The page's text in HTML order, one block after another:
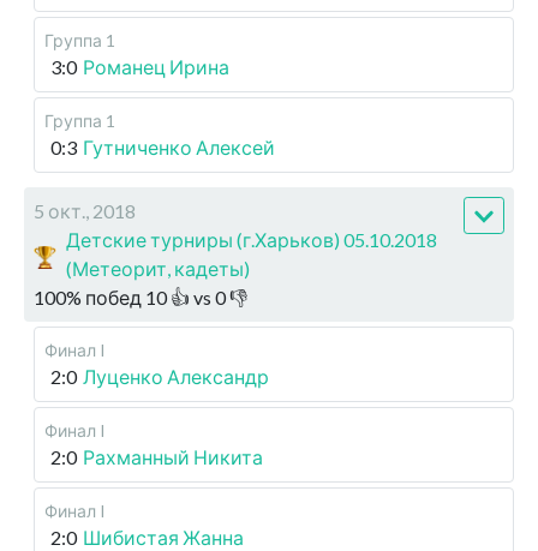
Группа 1
3:0 Романец Ирина
Группа 1
0:3 Гутниченко Алексей
5 окт., 2018
Детские турниры (г.Харьков) 05.10.2018
(Метеорит, кадеты)
100% побед 10👍 vs 0👎
Финал I
2:0 Луценко Александр
Финал I
2:0 Рахманный Никита
Финал I
2:0 Шибистая Жанна